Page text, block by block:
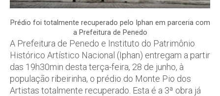
Prédio foi totalmente recuperado pelo Iphan em parceria com
a Prefeitura de Penedo
A Prefeitura de Penedo e Instituto do Patrimônio
Histórico Artístico Nacional (Iphan) entregam a partir
das 19h30min desta terça-feira, 28 de junho, à
população ribeirinha, o prédio do Monte Pio dos
Artistas totalmente recuperado. Esta é a 3ª obra já